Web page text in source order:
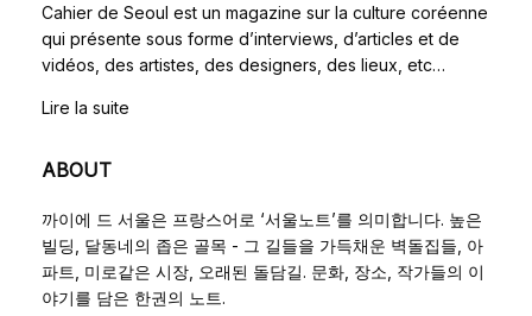
Cahier de Seoul est un magazine sur la culture coréenne
qui présente sous forme d’interviews, d’articles et de
vidéos, des artistes, des designers, des lieux, etc…
Lire la suite
ABOUT
까이에 드 서울은 프랑스어로 ‘서울노트’를 의미합니다. 높은
빌딩, 달동네의 좁은 골목 - 그 길들을 가득채운 벽돌집들, 아
파트, 미로같은 시장, 오래된 돌담길. 문화, 장소, 작가들의 이
야기를 담은 한권의 노트.